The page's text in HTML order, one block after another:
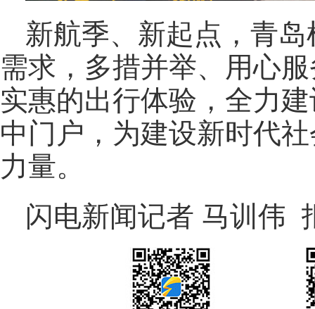
新航季、新起点，青
需求，多措并举、用心
实惠的出行体验，全力
中门户，为建设新时代
力量。
闪电新闻记者 马训伟